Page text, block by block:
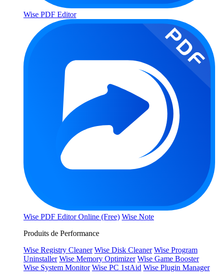
Wise PDF Editor
Wise PDF Editor Online (Free) Wise Note
Produits de Performance
Wise Registry Cleaner Wise Disk Cleaner Wise Program
Uninstaller Wise Memory Optimizer Wise Game Booster
Wise System Monitor Wise PC 1stAid Wise Plugin Manager